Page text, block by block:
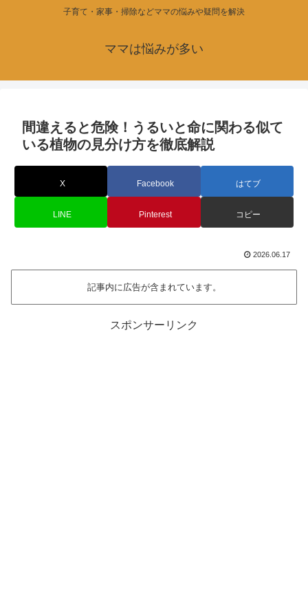
子育て・家事・掃除などママの悩みや疑問を解決
ママは悩みが多い
間違えると危険！うるいと命に関わる似て
いる植物の見分け方を徹底解説
X Facebook はてブ
LINE Pinterest コピー
2026.06.17
記事内に広告が含まれています。
スポンサーリンク